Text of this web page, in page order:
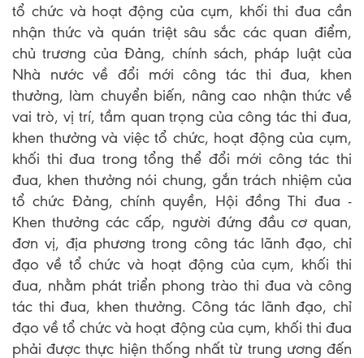
tổ chức và hoạt động của cụm, khối thi đua cần
nhận thức và quán triệt sâu sắc các quan điểm,
chủ trương của Đảng, chính sách, pháp luật của
Nhà nước về đổi mới công tác thi đua, khen
thưởng, làm chuyển biến, nâng cao nhận thức về
vai trò, vị trí, tầm quan trọng của công tác thi đua,
khen thưởng và việc tổ chức, hoạt động của cụm,
khối thi đua trong tổng thể đổi mới công tác thi
đua, khen thưởng nói chung, gắn trách nhiệm của
tổ chức Đảng, chính quyền, Hội đồng Thi đua -
Khen thưởng các cấp, người đứng đầu cơ quan,
đơn vị, địa phương trong công tác lãnh đạo, chỉ
đạo về tổ chức và hoạt động của cụm, khối thi
đua, nhằm phát triển phong trào thi đua và công
tác thi đua, khen thưởng. Công tác lãnh đạo, chỉ
đạo về tổ chức và hoạt động của cụm, khối thi đua
phải được thực hiện thống nhất từ trung ương đến